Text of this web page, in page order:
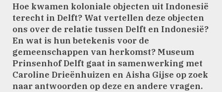
Hoe kwamen koloniale objecten uit Indonesië
terecht in Delft? Wat vertellen deze objecten
ons over de relatie tussen Delft en Indonesië?
En wat is hun betekenis voor de
gemeenschappen van herkomst? Museum
Prinsenhof Delft gaat in samenwerking met
Caroline Drieënhuizen en Aisha Gijse op zoek
naar antwoorden op deze en andere vragen.